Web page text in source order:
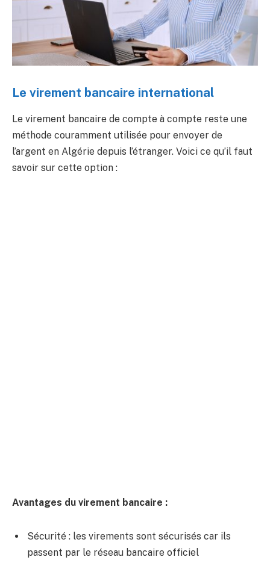
Le virement bancaire international
Le virement bancaire de compte à compte reste une
méthode couramment utilisée pour envoyer de
l’argent en Algérie depuis l’étranger. Voici ce qu’il faut
savoir sur cette option :
Avantages du virement bancaire :
Sécurité : les virements sont sécurisés car ils
passent par le réseau bancaire officiel